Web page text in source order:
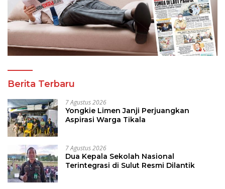
Berita Terbaru
7 Agustus 2026
Yongkie Limen Janji Perjuangkan
Aspirasi Warga Tikala
7 Agustus 2026
Dua Kepala Sekolah Nasional
Terintegrasi di Sulut Resmi Dilantik